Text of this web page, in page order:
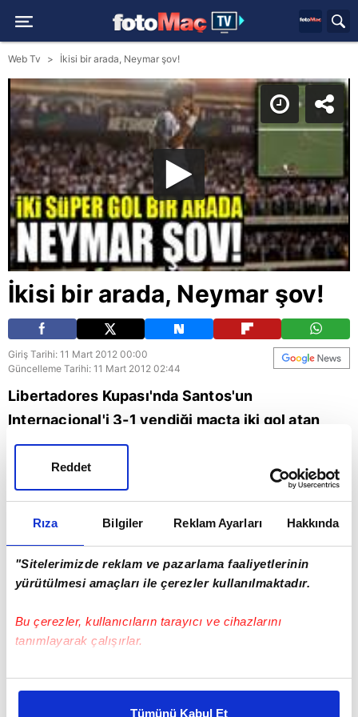
Rıza Bilgiler Reklam Ayarları Hakkında
"Sitelerimizde reklam ve pazarlama faaliyetlerinin
yürütülmesi amaçları ile çerezler kullanılmaktadır.
Bu çerezler, kullanıcıların tarayıcı ve cihazlarını
tanımlayarak çalışırlar.
Bu çerezlere izin vermeniz halinde sizlere özel
Tümünü Kabul Et
Reddet
Web Tv İkisi bir arada, Neymar şov!
İkisi bir arada, Neymar şov!
Giriş Tarihi: 11 Mart 2012 00:00
Güncelleme Tarihi: 11 Mart 2012 02:44
Libertadores Kupası'nda Santos'un
Internacional'i 3-1 yendiği maçta iki gol atan
Neymar'ın birbirinden güzel iki golünü tek bir
ekranda izleyin...